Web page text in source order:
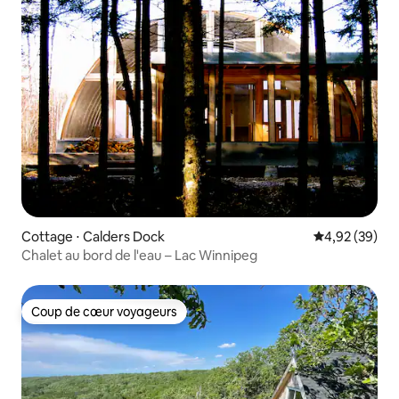
Cottage ⋅ Calders Dock Évaluation
4,92 (39)
Chalet au bord de l'eau – Lac Winnipeg
Coup de cœur voyageurs
Coup de cœur voyageurs